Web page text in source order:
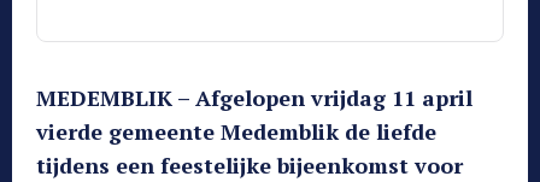
MEDEMBLIK – Afgelopen vrijdag 11 april
vierde gemeente Medemblik de liefde
tijdens een feestelijke bijeenkomst voor